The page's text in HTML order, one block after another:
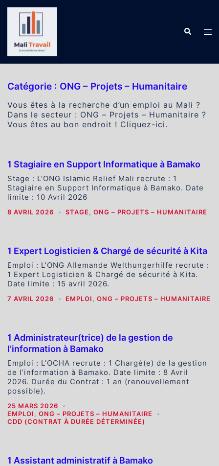
contenu
Catégorie : ONG – Projets – Humanitaire
Vous êtes à la recherche d’un emploi au Mali ?
Dans le secteur : ONG – Projets – Humanitaire ?
Vous êtes au bon endroit ! Cliquez-ici.
1 Stagiaire en Support Informatique à Bamako
Stage : L’ONG Islamic Relief Mali recrute : 1
Stagiaire en Support Informatique à Bamako. Date
limite : 10 Avril 2026
8 AVRIL 2026 STAGE , ONG – PROJETS – HUMANITAIRE
1 Expert Logisticien & Chargé de sécurité à Kita
Emploi : L’ONG Allemande Welthungerhilfe recrute :
1 Expert Logisticien & Chargé de sécurité à Kita.
Date limite : 15 avril 2026.
7 AVRIL 2026 EMPLOI , ONG – PROJETS – HUMANITAIRE
1 Administrateur(trice) de la gestion de
l’information à Bamako
Emploi : L’OCHA recrute : 1 Chargé(e) de la gestion
de l’information à Bamako. Date limite : 8 Avril
2026. Durée du Contrat : 1 an (renouvellement
possible).
25 MARS 2026
EMPLOI , ONG – PROJETS – HUMANITAIRE
CDD (CONTRAT À DURÉE DÉTERMINÉE)
1 Assistant administratif à Bamako